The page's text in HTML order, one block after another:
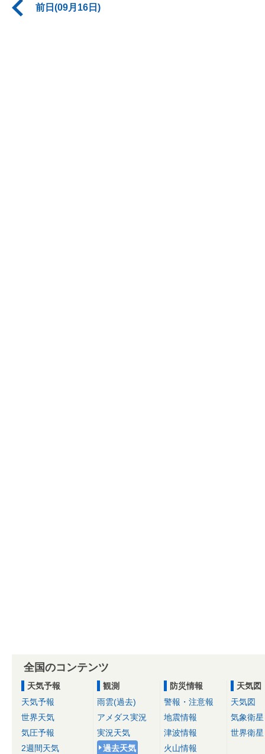
前日(09月16日)
全国のコンテンツ
天気予報
天気予報
世界天気
気圧予報
2週間天気
観測
雨雲(過去)
アメダス実況
実況天気
過去天気
防災情報
警報・注意報
地震情報
津波情報
火山情報
天気図
天気図
気象衛星
世界衛星